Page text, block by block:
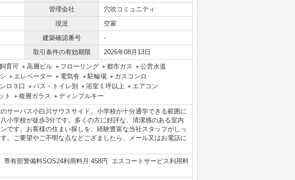
管理会社
穴吹コミュニティ
現況
空家
建築確認番号
-
取引条件の有効期限 2026年08月13日
育可 高層ビル フローリング 都市ガス
公営水道
エレベーター 電気有 駐輪場
ガスコンロ
ロ３口 バス・トイレ別 浴室１坪以上
エアコン
ト
複層ガラス ディンプルキー
サーパス小白川サウスサイド。小学校が十分通学できる範囲に
小学校が徒歩3分です。多くの方に好評な、清潔感のある室内
です。お客様の住まい探しを、経験豊富な当社スタッフがしっ
。ご要望やご不明な点などござましたら、メール又はお電話に
専有部警備料SOS24利用料月:458円 エスコートサービス利用料